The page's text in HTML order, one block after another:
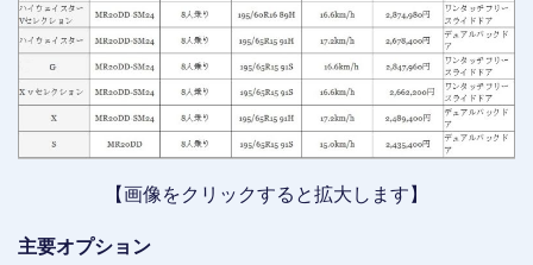
【画像をクリックすると拡大します】
主要オプション